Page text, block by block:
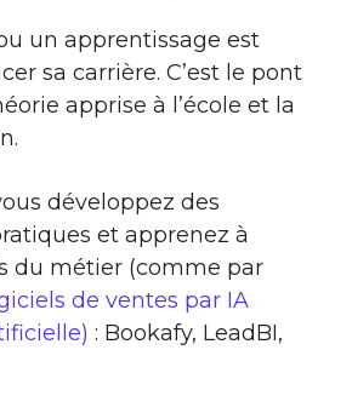
un apprentissage est
sa carrière. C’est le pont
apprise à l’école et la
développez des
et apprenez à
du métier (comme par
de ventes par IA
: Bookafy, LeadBI,